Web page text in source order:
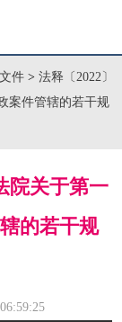
件 > 法释〔2022〕
案件管辖的若干规
院关于第一
的若干规